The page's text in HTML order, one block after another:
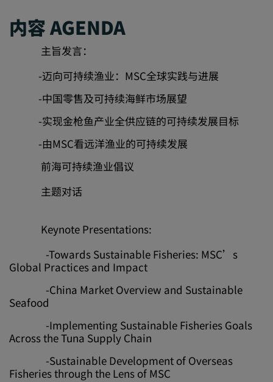
内容 AGENDA
主旨发言：
-迈向可持续渔业：MSC全球实践与进展
-中国零售及可持续海鲜市场展望
-实现金枪鱼产业全供应链的可持续发展目标
-由MSC看远洋渔业的可持续发展
前海可持续渔业倡议
主题对话
Keynote Presentations:
-Towards Sustainable Fisheries: MSC’s
Global Practices and Impact
-China Market Overview and Sustainable
Seafood
-Implementing Sustainable Fisheries Goals
Across the Tuna Supply Chain
-Sustainable Development of Overseas
Fisheries through the Lens of MSC